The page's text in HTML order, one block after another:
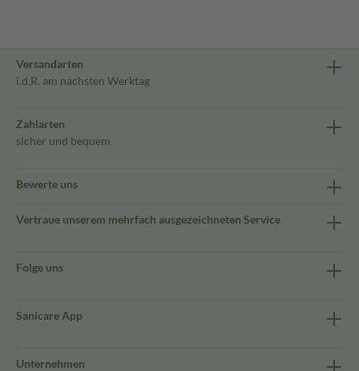
Versandarten
i.d.R. am nächsten Werktag
Zahlarten
sicher und bequem
Bewerte uns
Vertraue unserem mehrfach ausgezeichneten Service
Folge uns
Sanicare App
Unternehmen